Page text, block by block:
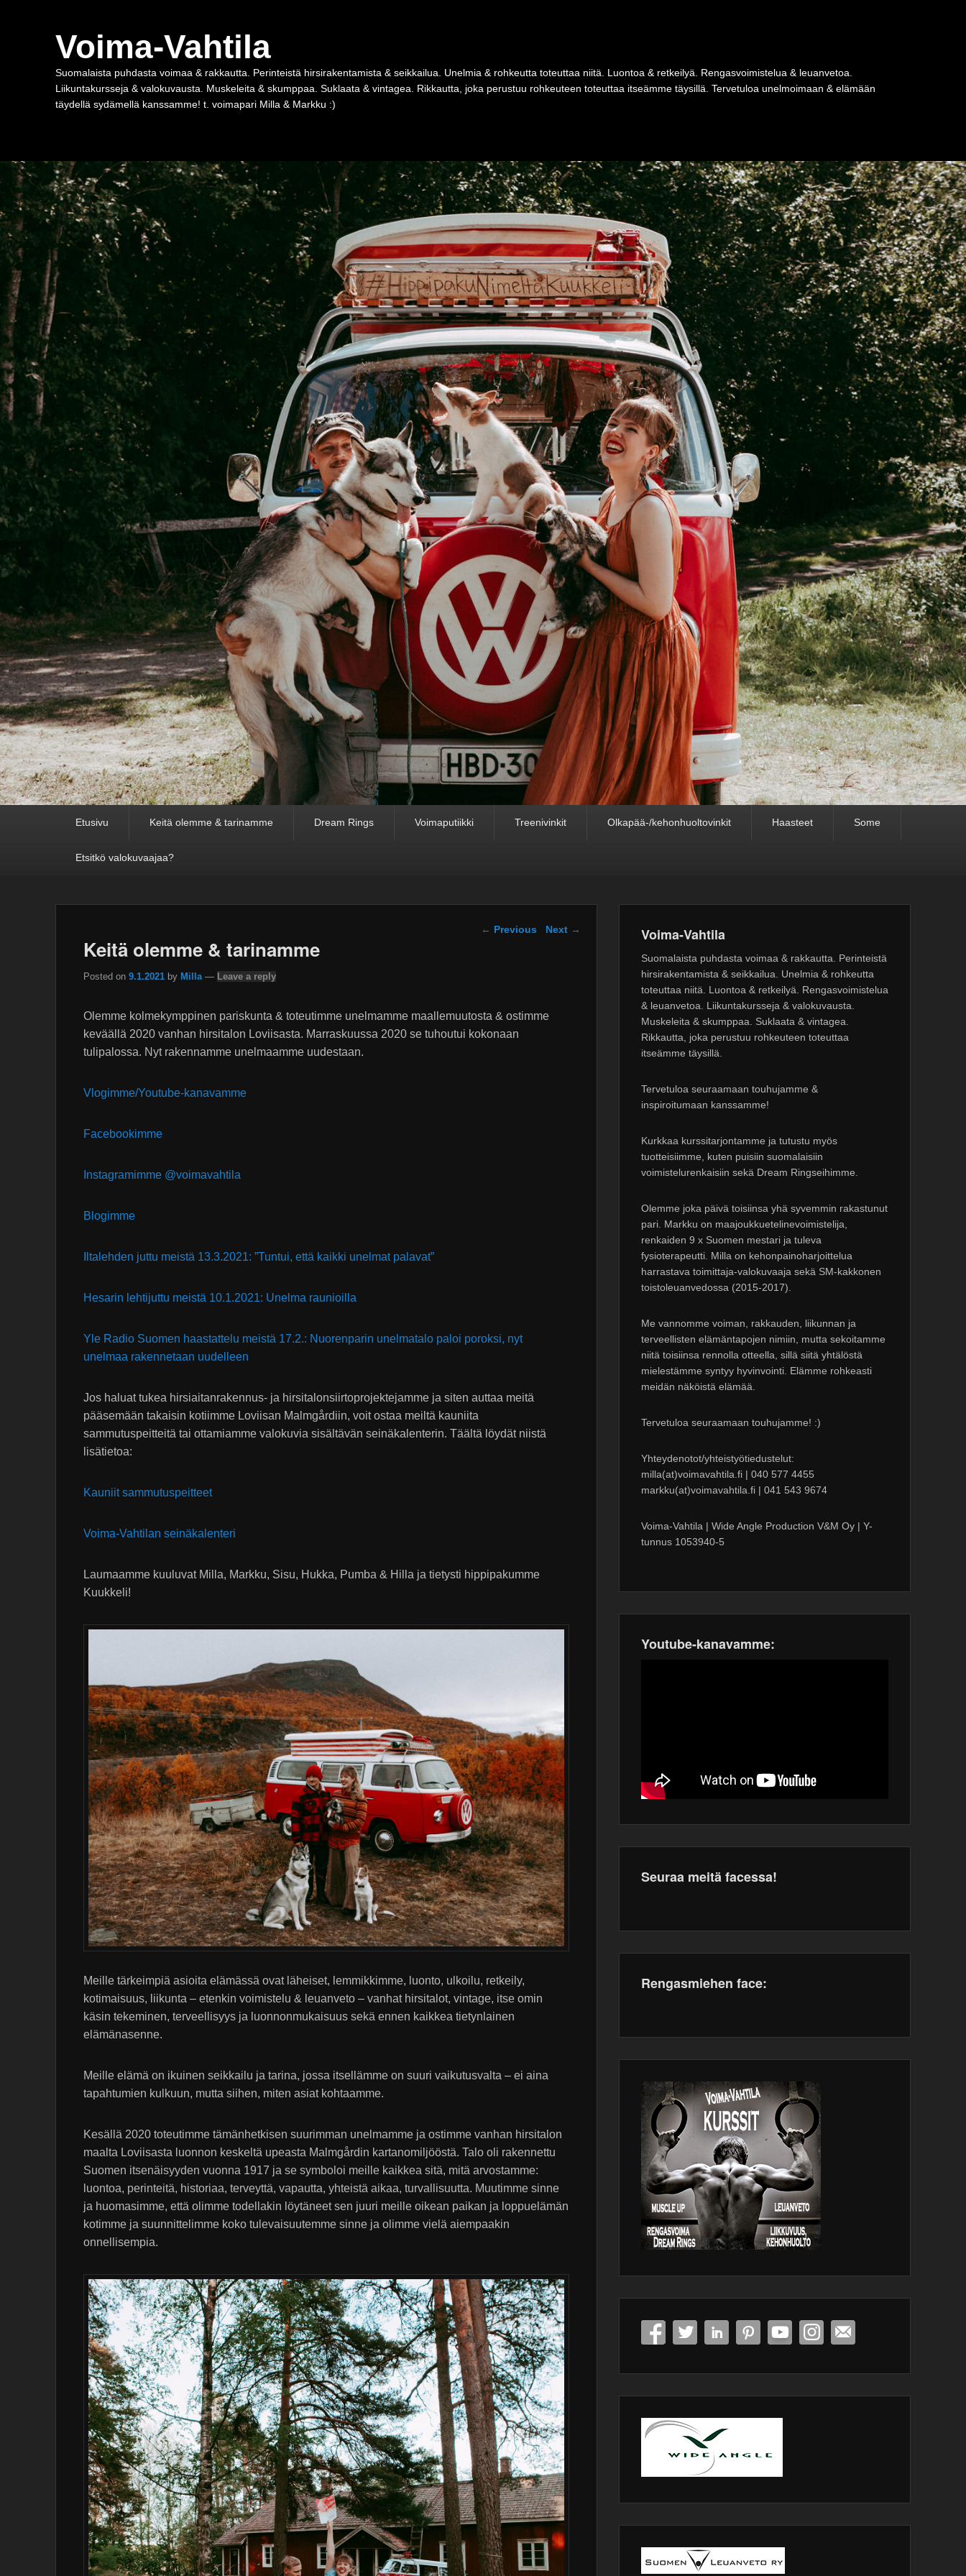
Voima-Vahtila
Suomalaista puhdasta voimaa & rakkautta. Perinteistä hirsirakentamista & seikkailua. Unelmia & rohkeutta toteuttaa niitä. Luontoa & retkeilyä. Rengasvoimistelua & leuanvetoa.
Liikuntakursseja & valokuvausta. Muskeleita & skumppaa. Suklaata & vintagea. Rikkautta, joka perustuu rohkeuteen toteuttaa itseämme täysillä. Tervetuloa unelmoimaan & elämään
täydellä sydämellä kanssamme! t. voimapari Milla & Markku :)
Etusivu Keitä olemme & tarinamme Dream Rings Voimaputiikki Treenivinkit Olkapää-/kehonhuoltovinkit Haasteet Some
Etsitkö valokuvaajaa?
Post navigation
← Previous Next →
Keitä olemme & tarinamme
Posted on 9.1.2021 by Milla — Leave a reply
Olemme kolmekymppinen pariskunta & toteutimme unelmamme maallemuutosta & ostimme
keväällä 2020 vanhan hirsitalon Loviisasta. Marraskuussa 2020 se tuhoutui kokonaan
tulipalossa. Nyt rakennamme unelmaamme uudestaan.
Vlogimme/Youtube-kanavamme
Facebookimme
Instagramimme @voimavahtila
Blogimme
Iltalehden juttu meistä 13.3.2021: ”Tuntui, että kaikki unelmat palavat”
Hesarin lehtijuttu meistä 10.1.2021: Unelma raunioilla
Yle Radio Suomen haastattelu meistä 17.2.: Nuorenparin unelmatalo paloi poroksi, nyt
unelmaa rakennetaan uudelleen
Jos haluat tukea hirsiaitanrakennus- ja hirsitalonsiirtoprojektejamme ja siten auttaa meitä
pääsemään takaisin kotiimme Loviisan Malmgårdiin, voit ostaa meiltä kauniita
sammutuspeitteitä tai ottamiamme valokuvia sisältävän seinäkalenterin. Täältä löydät niistä
lisätietoa:
Kauniit sammutuspeitteet
Voima-Vahtilan seinäkalenteri
Laumaamme kuuluvat Milla, Markku, Sisu, Hukka, Pumba & Hilla ja tietysti hippipakumme
Kuukkeli!
Meille tärkeimpiä asioita elämässä ovat läheiset, lemmikkimme, luonto, ulkoilu, retkeily,
kotimaisuus, liikunta – etenkin voimistelu & leuanveto – vanhat hirsitalot, vintage, itse omin
käsin tekeminen, terveellisyys ja luonnonmukaisuus sekä ennen kaikkea tietynlainen
elämänasenne.
Meille elämä on ikuinen seikkailu ja tarina, jossa itsellämme on suuri vaikutusvalta – ei aina
tapahtumien kulkuun, mutta siihen, miten asiat kohtaamme.
Kesällä 2020 toteutimme tämänhetkisen suurimman unelmamme ja ostimme vanhan hirsitalon
maalta Loviisasta luonnon keskeltä upeasta Malmgårdin kartanomiljööstä. Talo oli rakennettu
Suomen itsenäisyyden vuonna 1917 ja se symboloi meille kaikkea sitä, mitä arvostamme:
luontoa, perinteitä, historiaa, terveyttä, vapautta, yhteistä aikaa, turvallisuutta. Muutimme sinne
ja huomasimme, että olimme todellakin löytäneet sen juuri meille oikean paikan ja loppuelämän
kotimme ja suunnittelimme koko tulevaisuutemme sinne ja olimme vielä aiempaakin
onnellisempia.
Voima-Vahtila
Suomalaista puhdasta voimaa & rakkautta. Perinteistä
hirsirakentamista & seikkailua. Unelmia & rohkeutta
toteuttaa niitä. Luontoa & retkeilyä. Rengasvoimistelua
& leuanvetoa. Liikuntakursseja & valokuvausta.
Muskeleita & skumppaa. Suklaata & vintagea.
Rikkautta, joka perustuu rohkeuteen toteuttaa
itseämme täysillä.
Tervetuloa seuraamaan touhujamme &
inspiroitumaan kanssamme!
Kurkkaa kurssitarjontamme ja tutustu myös
tuotteisiimme, kuten puisiin suomalaisiin
voimistelurenkaisiin sekä Dream Ringseihimme.
Olemme joka päivä toisiinsa yhä syvemmin rakastunut
pari. Markku on maajoukkuetelinevoimistelija,
renkaiden 9 x Suomen mestari ja tuleva
fysioterapeutti. Milla on kehonpainoharjoittelua
harrastava toimittaja-valokuvaaja sekä SM-kakkonen
toistoleuanvedossa (2015-2017).
Me vannomme voiman, rakkauden, liikunnan ja
terveellisten elämäntapojen nimiin, mutta sekoitamme
niitä toisiinsa rennolla otteella, sillä siitä yhtälöstä
mielestämme syntyy hyvinvointi. Elämme rohkeasti
meidän näköistä elämää.
Tervetuloa seuraamaan touhujamme! :)
Yhteydenotot/yhteistyötiedustelut:
milla(at)voimavahtila.fi | 040 577 4455
markku(at)voimavahtila.fi | 041 543 9674
Voima-Vahtila | Wide Angle Production V&M Oy | Y-
tunnus 1053940-5
Youtube-kanavamme:
Seuraa meitä facessa!
WordPress
Rengasmiehen face:
WordPress